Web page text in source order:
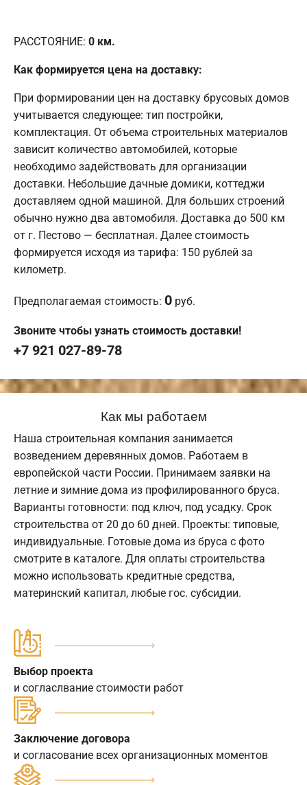
РАССТОЯНИЕ: 0 км.
Как формируется цена на доставку:
При формировании цен на доставку брусовых домов
учитывается следующее: тип постройки,
комплектация. От объема строительных материалов
зависит количество автомобилей, которые
необходимо задействовать для организации
доставки. Небольшие дачные домики, коттеджи
доставляем одной машиной. Для больших строений
обычно нужно два автомобиля. Доставка до 500 км
от г. Пестово — бесплатная. Далее стоимость
формируется исходя из тарифа: 150 рублей за
километр.
Предполагаемая стоимость: 0 руб.
Звоните чтобы узнать стоимость доставки!
+7 921 027-89-78
Как мы работаем
Наша строительная компания занимается
возведением деревянных домов. Работаем в
европейской части России. Принимаем заявки на
летние и зимние дома из профилированного бруса.
Варианты готовности: под ключ, под усадку. Срок
строительства от 20 до 60 дней. Проекты: типовые,
индивидуальные. Готовые дома из бруса с фото
смотрите в каталоге. Для оплаты строительства
можно использовать кредитные средства,
материнский капитал, любые гос. субсидии.
Выбор проекта
и согласлвание стоимости работ
Заключение договора
и согласование всех организационных моментов